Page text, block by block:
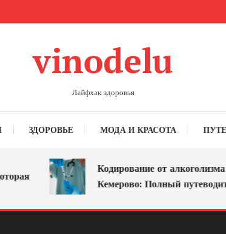
vinodelu
Лайфхак здоровья
ЗДОРОВЬЕ МОДА И КРАСОТА
Кодирование от алкоголизма в
Кемерово: Полный путеводитель